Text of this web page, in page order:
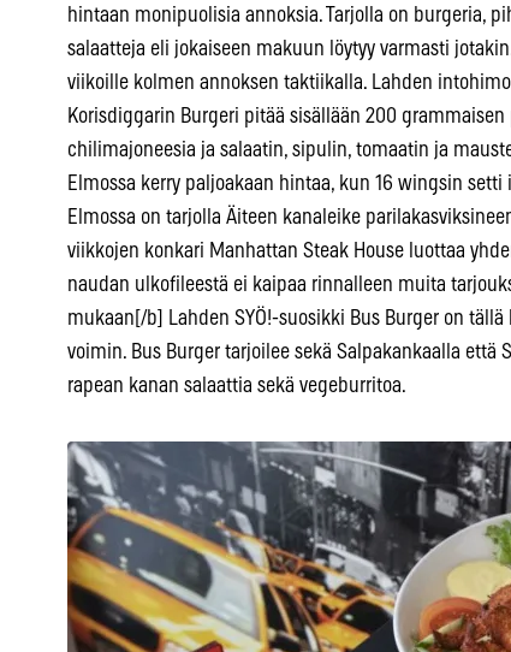
hintaan monipuolisia annoksia. Tarjolla on burgeria,
salaatteja eli jokaiseen makuun löytyy varmasti
viikoille kolmen annoksen taktiikalla. Lahden
Korisdiggarin Burgeri pitää sisällään 200
chilimajoneesia ja salaatin, sipulin, tomaatin ja
Elmossa kerry paljoakaan hintaa, kun 16 wingsin
Elmossa on tarjolla Äiteen kanaleike
viikkojen konkari Manhattan Steak House luottaa
naudan ulkofileestä ei kaipaa rinnalleen muita
mukaan[/b] Lahden SYÖ!-suosikki Bus Burger on
voimin. Bus Burger tarjoilee sekä Salpakankaalla
rapean kanan salaattia sekä vegeburritoa.